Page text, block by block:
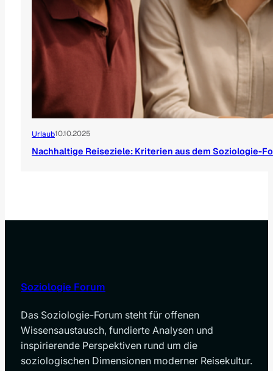
Urlaub10.10.2025
Nachhaltige Reiseziele: Kriterien aus dem Soziologie-
Soziologie Forum
Das Soziologie-Forum steht für offenen
Wissensaustausch, fundierte Analysen und
inspirierende Perspektiven rund um die
soziologischen Dimensionen moderner Reisekultur.